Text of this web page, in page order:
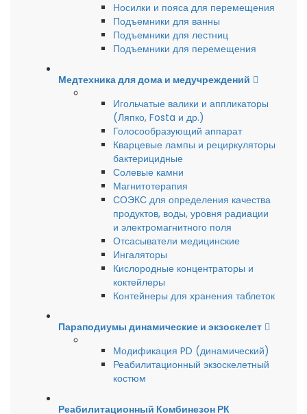
Носилки и пояса для перемещения
Подъемники для ванны
Подъемники для лестниц
Подъемники для перемещения
Медтехника для дома и медучреждений
Игольчатые валики и аппликаторы
(Ляпко, Fosta и др.)
Голосообразующий аппарат
Кварцевые лампы и рециркуляторы
бактерицидные
Солевые камни
Магнитотерапия
СОЭКС для определения качества
продуктов, воды, уровня радиации
и электромагнитного поля
Отсасыватели медицинские
Ингаляторы
Кислородные концентраторы и
коктейлеры
Контейнеры для хранения таблеток
Параподиумы динамические и экзоскелет
Модификация PD (динамический)
Реабилитационный экзоскелетный
костюм
Реабилитационный Комбинезон РК